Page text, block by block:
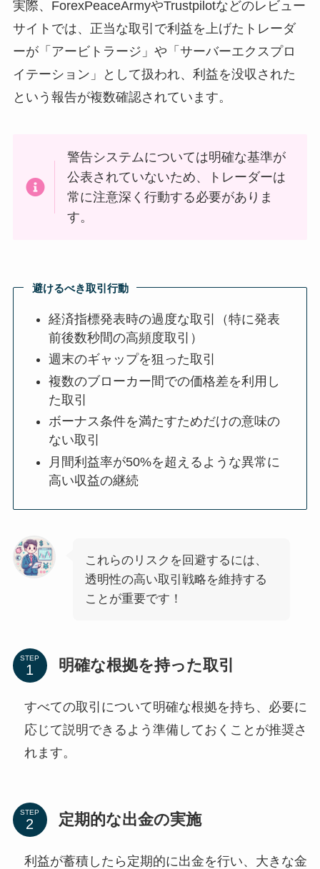
実際、ForexPeaceArmyやTrustpilotなどのレビュー
サイトでは、正当な取引で利益を上げたトレーダ
ーが「アービトラージ」や「サーバーエクスプロ
イテーション」として扱われ、利益を没収された
という報告が複数確認されています。
警告システムについては明確な基準が
公表されていないため、トレーダーは
常に注意深く行動する必要がありま
す。
避けるべき取引行動
経済指標発表時の過度な取引（特に発表
前後数秒間の高頻度取引）
週末のギャップを狙った取引
複数のブローカー間での価格差を利用し
た取引
ボーナス条件を満たすためだけの意味の
ない取引
月間利益率が50%を超えるような異常に
高い収益の継続
これらのリスクを回避するには、
透明性の高い取引戦略を維持する
ことが重要です！
STEP 明確な根拠を持った取引
すべての取引について明確な根拠を持ち、必要に
応じて説明できるよう準備しておくことが推奨さ
れます。
STEP 定期的な出金の実施
利益が蓄積したら定期的に出金を行い、大きな金